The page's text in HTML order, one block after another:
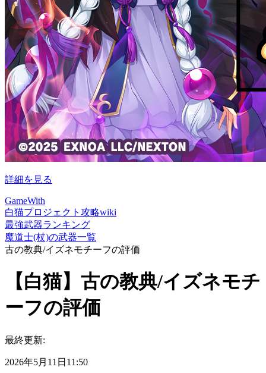
詳細を見る
GameWith
白猫プロジェクト攻略wiki
最強武器ランキング
魔道士(杖)の武器一覧
古の教典/イズネモチーフの評価
【白猫】古の教典/イズネモチ
ーフの評価
最終更新:
2026年5月11日11:50